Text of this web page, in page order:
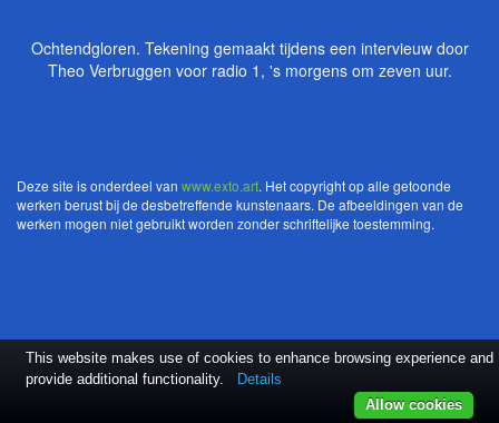
Ochtendgloren. Tekening gemaakt tijdens een intervieuw door
Theo Verbruggen voor radio 1, 's morgens om zeven uur.
Deze site is onderdeel van www.exto.art. Het copyright op alle getoonde
werken berust bij de desbetreffende kunstenaars. De afbeeldingen van de
werken mogen niet gebruikt worden zonder schriftelijke toestemming.
This website makes use of cookies to enhance browsing experience and
provide additional functionality.
Details
Allow cookies